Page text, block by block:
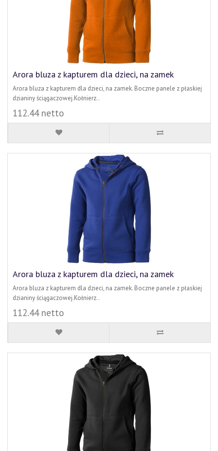
Arora bluza z kapturem dla dzieci, na zamek
Arora bluza z kapturem dla dzieci, na zamek. Boczne panele z płaskiej
dzianiny ściągaczowej.Kołnierz..
112.44 netto
Arora bluza z kapturem dla dzieci, na zamek
Arora bluza z kapturem dla dzieci, na zamek. Boczne panele z płaskiej
dzianiny ściągaczowej.Kołnierz..
112.44 netto